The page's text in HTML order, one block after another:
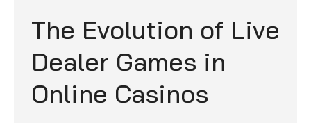
The Evolution of Live
Dealer Games in
Online Casinos